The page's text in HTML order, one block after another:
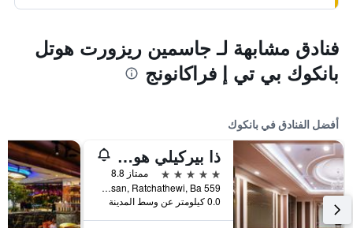
فنادق مشابهة لـ جاسمين ريزورت هوتل
بانكوك بي تي إ فراكانونج
أفضل الفنادق في بانكوك
ذا بيركيلي هوتل براتونام
5 نجوم
ممتاز 8.8
559 Ratcharaprarop Rd., Makkasan, Ratchathewi, Ba, بانكوك, تايلاند
0.0 كيلومتر عن وسط المدينة